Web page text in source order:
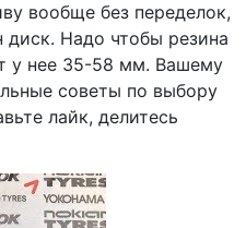
вообще без переделок,
диск. Надо чтобы резина
у нее 35-58 мм. Вашему
советы по выбору
лайк, делитесь